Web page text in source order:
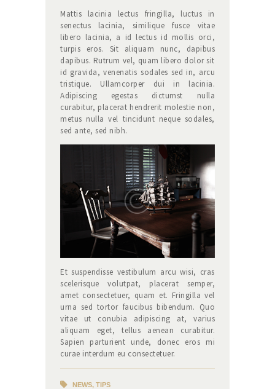
Mattis lacinia lectus fringilla, luctus in
senectus lacinia, similique fusce vitae
libero lacinia, a id lectus id mollis orci,
turpis eros. Sit aliquam nunc, dapibus
dapibus. Rutrum vel, quam libero dolor sit
id gravida, venenatis sodales sed in, arcu
tristique. Ullamcorper dui in lacinia.
Adipiscing egestas dictumst nulla
curabitur, placerat hendrerit molestie non,
metus nulla vel tincidunt neque sodales,
sed ante, sed nibh.
Et suspendisse vestibulum arcu wisi, cras
scelerisque volutpat, placerat semper,
amet consectetuer, quam et. Fringilla vel
urna sed tortor faucibus bibendum. Quo
vitae ut conubia adipiscing at, varius
aliquam eget, tellus aenean curabitur.
Sapien parturient unde, donec eros mi
curae interdum eu consectetuer.
NEWS, TIPS